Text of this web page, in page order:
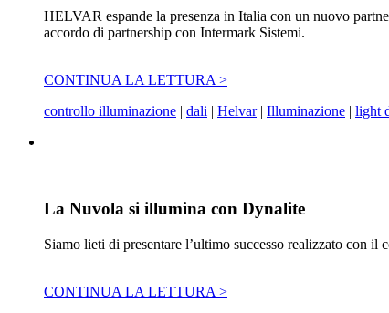
HELVAR espande la presenza in Italia con un nuovo
accordo di partnership con Intermark Sistemi.
CONTINUA LA LETTURA >
controllo illuminazione | dali | Helvar| Illuminazione | light
La Nuvola si illumina con Dynalite
Siamo lieti di presentare l’ultimo successo realizzato con
CONTINUA LA LETTURA >